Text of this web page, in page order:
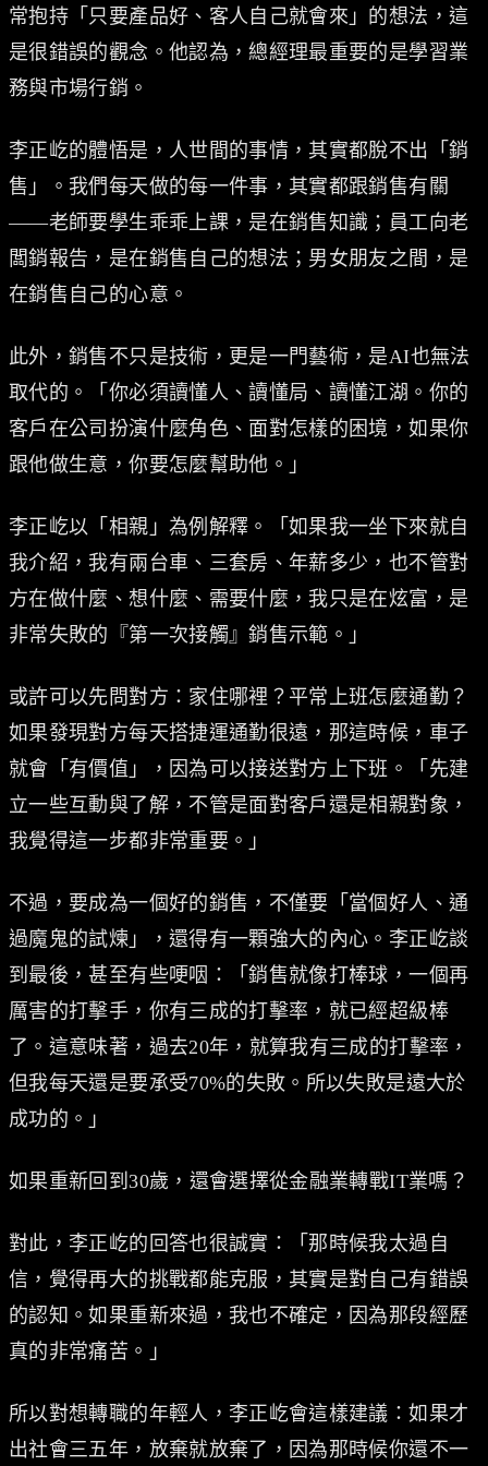
常抱持「只要產品好、客人自己就會來」的想法，這
是很錯誤的觀念。他認為，總經理最重要的是學習業
務與市場行銷。
李正屹的體悟是，人世間的事情，其實都脫不出「銷
售」。我們每天做的每一件事，其實都跟銷售有關
——老師要學生乖乖上課，是在銷售知識；員工向老
闆銷報告，是在銷售自己的想法；男女朋友之間，是
在銷售自己的心意。
此外，銷售不只是技術，更是一門藝術，是AI也無法
取代的。「你必須讀懂人、讀懂局、讀懂江湖。你的
客戶在公司扮演什麼角色、面對怎樣的困境，如果你
跟他做生意，你要怎麼幫助他。」
李正屹以「相親」為例解釋。「如果我一坐下來就自
我介紹，我有兩台車、三套房、年薪多少，也不管對
方在做什麼、想什麼、需要什麼，我只是在炫富，是
非常失敗的『第一次接觸』銷售示範。」
或許可以先問對方：家住哪裡？平常上班怎麼通勤？
如果發現對方每天搭捷運通勤很遠，那這時候，車子
就會「有價值」，因為可以接送對方上下班。「先建
立一些互動與了解，不管是面對客戶還是相親對象，
我覺得這一步都非常重要。」
不過，要成為一個好的銷售，不僅要「當個好人、通
過魔鬼的試煉」，還得有一顆強大的內心。李正屹談
到最後，甚至有些哽咽：「銷售就像打棒球，一個再
厲害的打擊手，你有三成的打擊率，就已經超級棒
了。這意味著，過去20年，就算我有三成的打擊率，
但我每天還是要承受70%的失敗。所以失敗是遠大於
成功的。」
如果重新回到30歲，還會選擇從金融業轉戰IT業嗎？
對此，李正屹的回答也很誠實：「那時候我太過自
信，覺得再大的挑戰都能克服，其實是對自己有錯誤
的認知。如果重新來過，我也不確定，因為那段經歷
真的非常痛苦。」
所以對想轉職的年輕人，李正屹會這樣建議：如果才
出社會三五年，放棄就放棄了，因為那時候你還不一